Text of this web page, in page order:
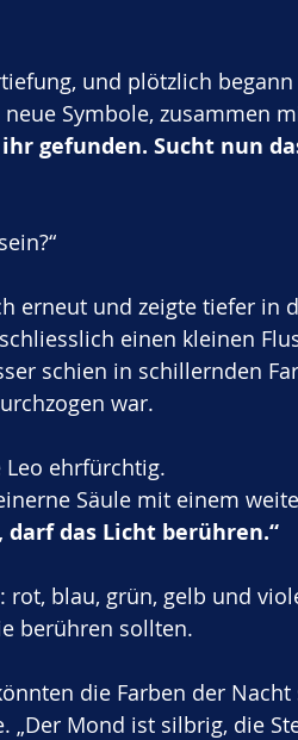
und plötzlich begann
Symbole, zusammen
gefunden. Sucht nun
erneut und zeigte tiefer in
einen kleinen
schien in schillernden
war.
Leo ehrfürchtig.
Säule mit einem
das Licht berühren.“
blau, grün, gelb und
berühren sollten.
die Farben der Nacht
„Der Mond ist silbrig, die